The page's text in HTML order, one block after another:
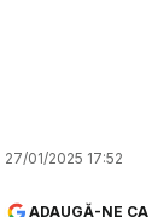
27/01/2025 17:52
ADAUGĂ-NE CA